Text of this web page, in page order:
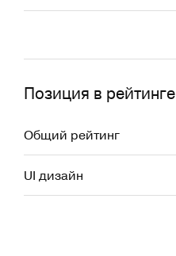
Позиция в рейтинге
Общий рейтинг
UI дизайн